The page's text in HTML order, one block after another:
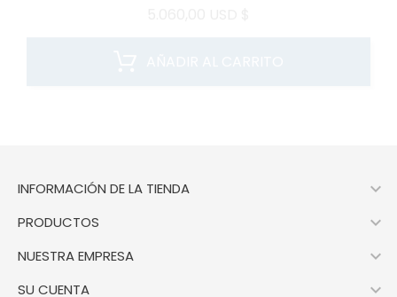
INFORMACIÓN DE LA TIENDA 
PRODUCTOS 
NUESTRA EMPRESA 
SU CUENTA 